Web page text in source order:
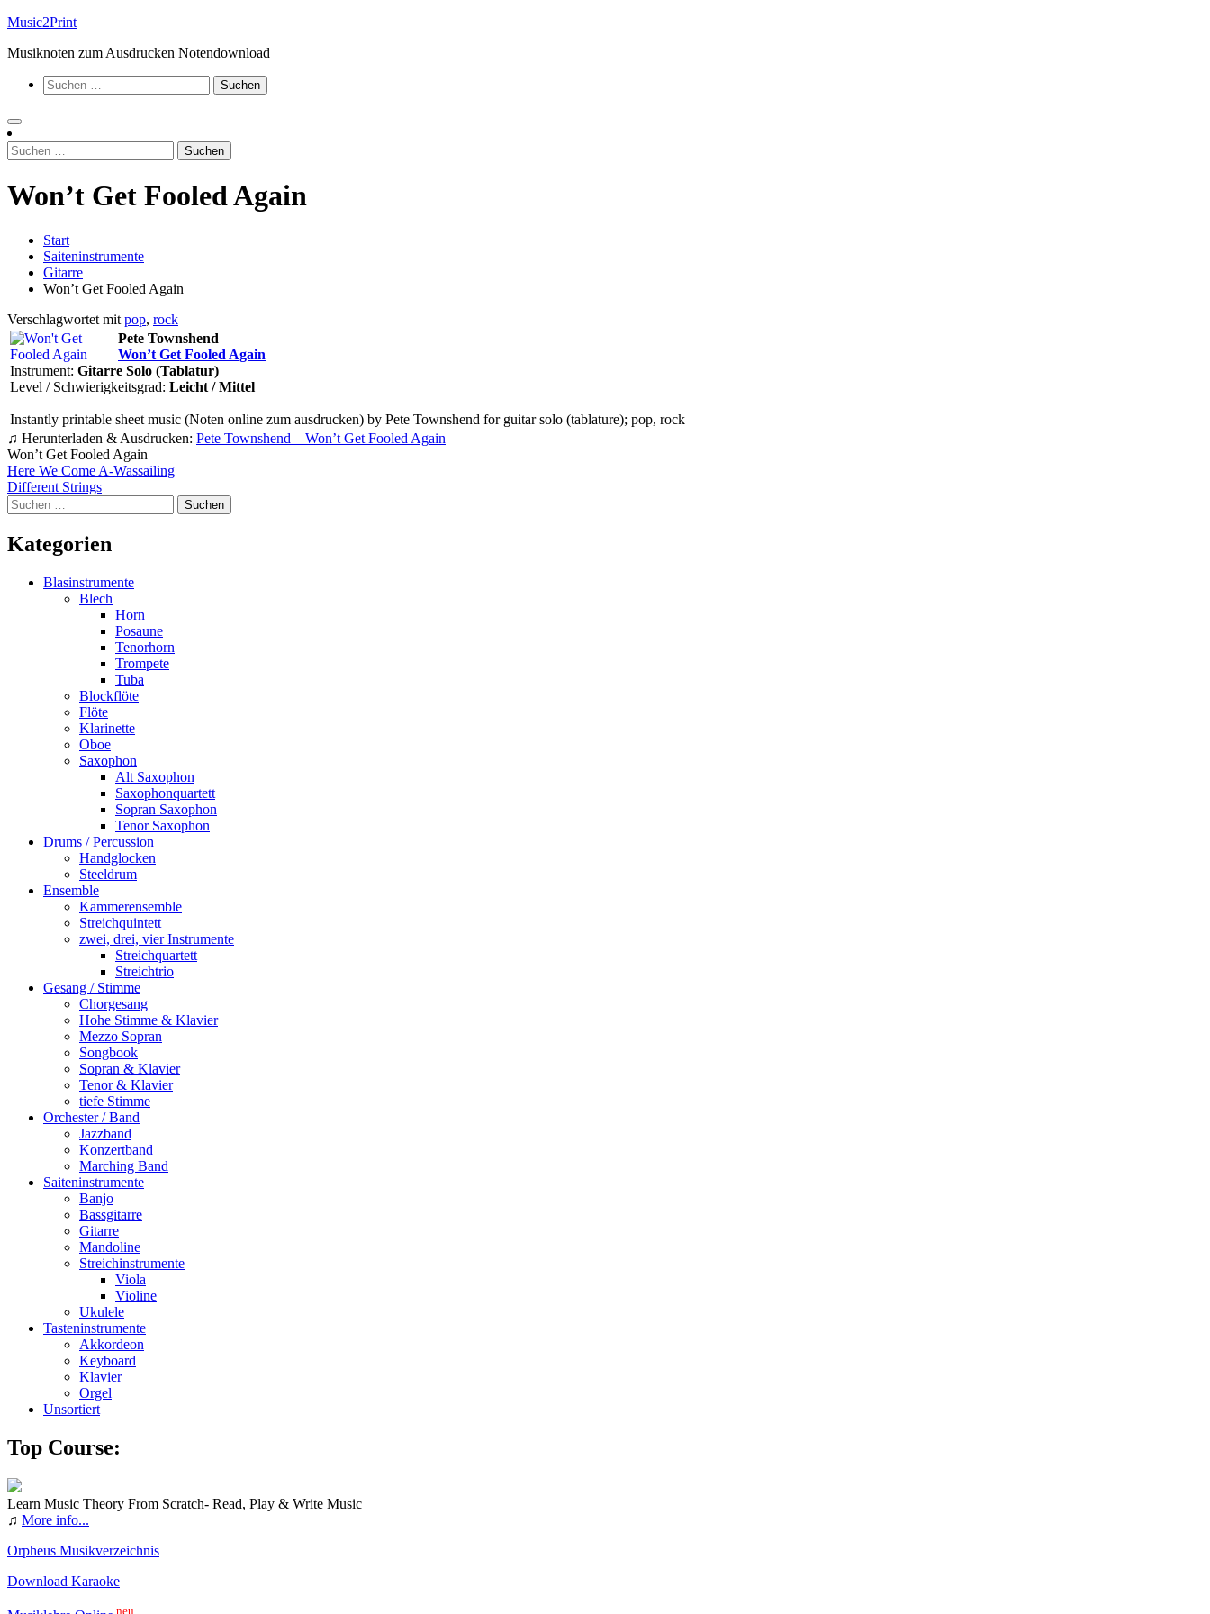
Zum
springen
Music2Print
Musiknoten zum Ausdrucken Notendownload
Suchen
nach:
Suchen
nach:
Won’t Get Fooled Again
Start
Saiteninstrumente
Gitarre
Won’t Get Fooled Again
Verschlagwortet mit pop, rock
Pete Townshend
Won’t Get Fooled Again
Instrument: Gitarre Solo (Tablatur)
Level / Schwierigkeitsgrad: Leicht / Mittel
Instantly printable sheet music (Noten online zum ausdrucken) by Pete Townshend for guitar solo (tablature); pop, rock
♫ Herunterladen & Ausdrucken: Pete Townshend – Won’t Get Fooled Again
Won’t Get Fooled Again
Beitragsnavigation
Here We Come A-Wassailing
Different Strings
Suchen
nach:
Kategorien
Blasinstrumente
Blech
Horn
Posaune
Tenorhorn
Trompete
Tuba
Blockflöte
Flöte
Klarinette
Oboe
Saxophon
Alt Saxophon
Saxophonquartett
Sopran Saxophon
Tenor Saxophon
Drums / Percussion
Handglocken
Steeldrum
Ensemble
Kammerensemble
Streichquintett
zwei, drei, vier Instrumente
Streichquartett
Streichtrio
Gesang / Stimme
Chorgesang
Hohe Stimme & Klavier
Mezzo Sopran
Songbook
Sopran & Klavier
Tenor & Klavier
tiefe Stimme
Orchester / Band
Jazzband
Konzertband
Marching Band
Saiteninstrumente
Banjo
Bassgitarre
Gitarre
Mandoline
Streichinstrumente
Viola
Violine
Ukulele
Tasteninstrumente
Akkordeon
Keyboard
Klavier
Orgel
Unsortiert
Top Course:
Learn Music Theory From Scratch- Read, Play & Write Music
♫ More info...
Orpheus Musikverzeichnis
Download Karaoke
neu